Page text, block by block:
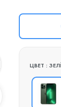
ЦВЕТ :